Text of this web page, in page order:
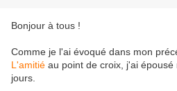
Bonjour à tous !
Comme je l'ai évoqué dans mon
L'amitié au point de croix, j'ai
jours.